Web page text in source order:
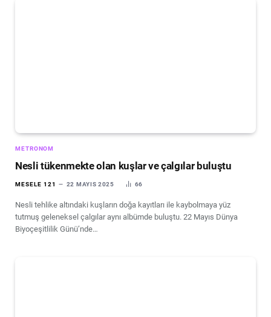
METRONOM
Nesli tükenmekte olan kuşlar ve çalgılar buluştu
MESELE 121 22 MAYIS 2025 66
Nesli tehlike altındaki kuşların doğa kayıtları ile kaybolmaya yüz
tutmuş geleneksel çalgılar aynı albümde buluştu. 22 Mayıs Dünya
Biyoçeşitlilik Günü’nde…